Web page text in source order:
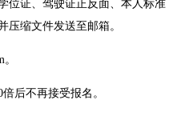
位证、驾驶证正反面、本人标准
压缩文件发送至邮箱。
后不再接受报名。